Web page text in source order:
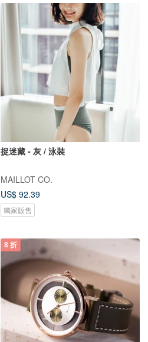
捉迷藏 - 灰 / 泳裝
MAILLOT CO.
US$ 92.39
獨家販售
8 折